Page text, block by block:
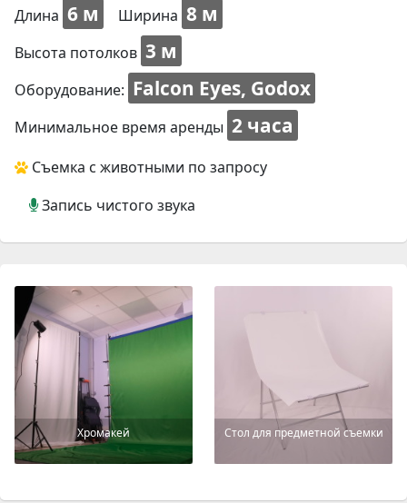
Длина 6 м Ширина 8 м
Высота потолков 3 м
Оборудование: Falcon Eyes, Godox
Минимальное время аренды 2 часа
Съемка с животными по запросу
Запись чистого звука
Хромакей Стол для предметной съемки